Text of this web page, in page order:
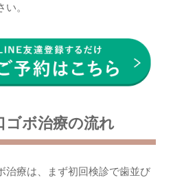
。
ゴボ治療の流れ
治療は、まず初回検診で歯並び